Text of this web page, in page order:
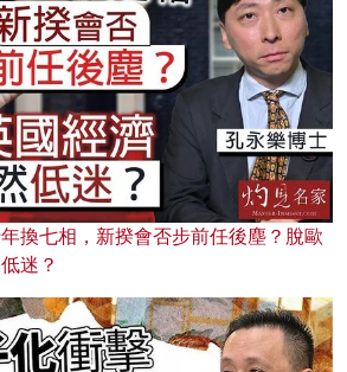
換七相，新揆會否步前任後塵？脫歐
迷？